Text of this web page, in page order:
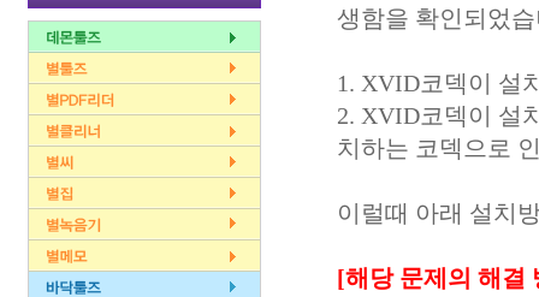
생함을 확인되었
1. XVID코덱이 설
2. XVID코덱이 설
치하는 코덱으로
이럴때 아래 설치
[해당 문제의 해결